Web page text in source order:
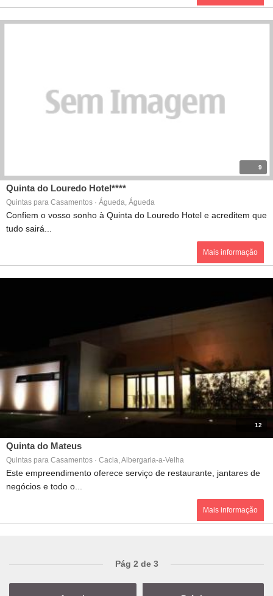
9
Quinta do Louredo Hotel****
Quintas para Casamentos · Águeda, Águeda
Confiem o vosso sonho à Quinta do Louredo Hotel e acreditem que
tudo sairá...
Mais informação
12
Quinta do Mateus
Quintas para Casamentos · Cacia, Albergaria-a-Velha
Este empreendimento oferece serviço de restaurante, jantares de
negócios e todo o...
Mais informação
Pág 2 de 3